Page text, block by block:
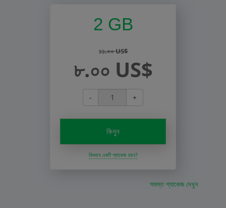
2 GB
১১.০০ US$
৮.০০ US$
- +
কিনুন
কিভাবে একটি প্যাকেজ চয়ন?
সমস্ত প্যাকেজ দেখুন